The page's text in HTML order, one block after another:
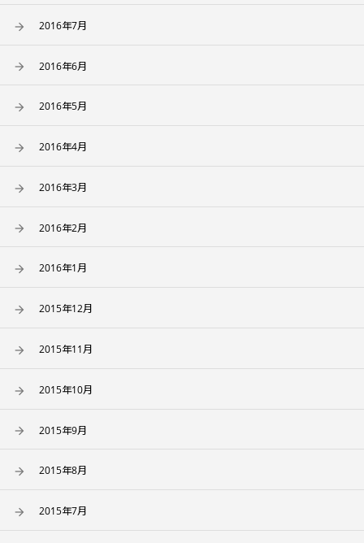
2016年7月
2016年6月
2016年5月
2016年4月
2016年3月
2016年2月
2016年1月
2015年12月
2015年11月
2015年10月
2015年9月
2015年8月
2015年7月